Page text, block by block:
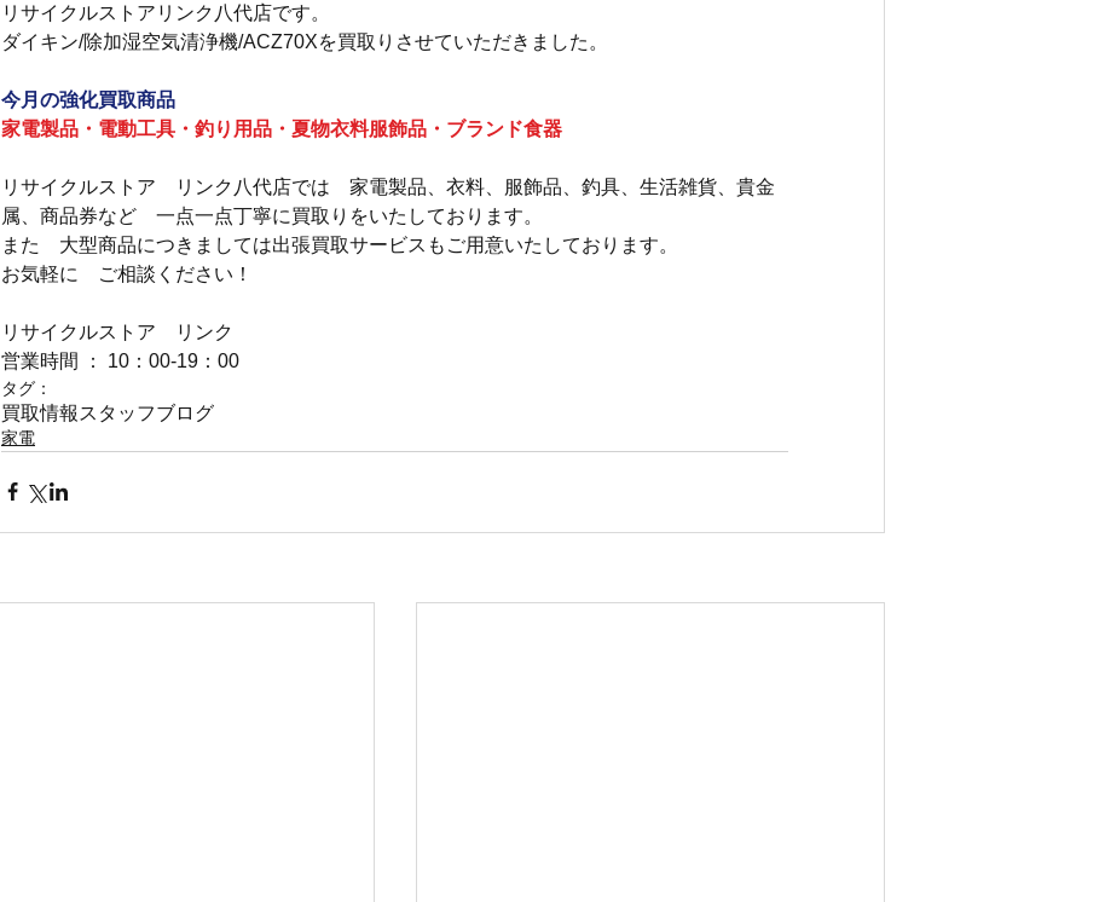
リサイクルストアリンク八代店です。
ダイキン/除加湿空気清浄機/ACZ70Xを買取りさせていただきました。
今月の強化買取商品
家電製品・電動工具・釣り用品・夏物衣料服飾品・ブランド食器
リサイクルストア　リンク八代店では　家電製品、衣料、服飾品、釣具、生活雑貨、貴金
属、商品券など　一点一点丁寧に買取りをいたしております。
また　大型商品につきましては出張買取サービスもご用意いたしております。
お気軽に　ご相談ください！
リサイクルストア　リンク
営業時間 ： 10：00-19：00
タグ：
買取情報 スタッフブログ
家電